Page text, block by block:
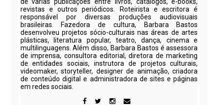
revistas e outros periódicos. Roteirista e escritora é
responsável por diversas produções audiovisuais
brasileiras. Fazedora de cultura, Barbara Bastos
desenvolveu projetos sócio-culturais nas áreas de artes
plásticas, literatura popular, teatro, dança, cinema e
multilinguagens. Além disso, Barbara Bastos é assessora
de imprensa, consultora editorial, diretora de marketing
de entidades sociais, instrutora de projetos culturais,
videomaker, storyteller, designer de animação, criadora
de conteúdo digital e administradora de sites e páginas
em redes sociais.